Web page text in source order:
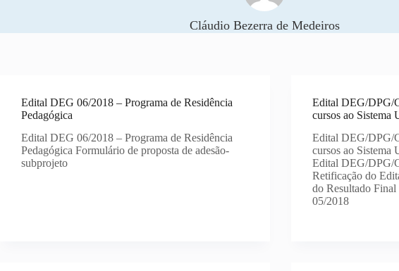
Cláudio Bezerra de Medeiros
Edital DEG 06/2018 – Programa de Residência
Pedagógica
Edital DEG 06/2018 – Programa de Residência
Pedagógica Formulário de proposta de adesão-
subprojeto
Edital DEG/DPG/
cursos ao Sistema
Edital DEG/DPG/
cursos ao Sistema
Edital DEG/DPG/
Retificação do
do Resultado
05/2018